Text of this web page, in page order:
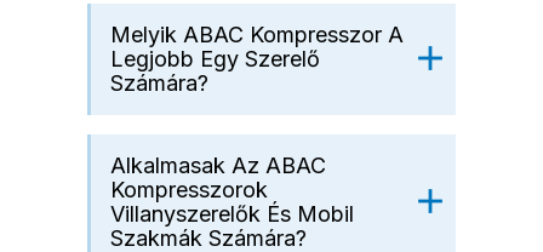
Melyik ABAC Kompresszor A
Legjobb Egy Szerelő
Számára?
Alkalmasak Az ABAC
Kompresszorok
Villanyszerelők És Mobil
Szakmák Számára?